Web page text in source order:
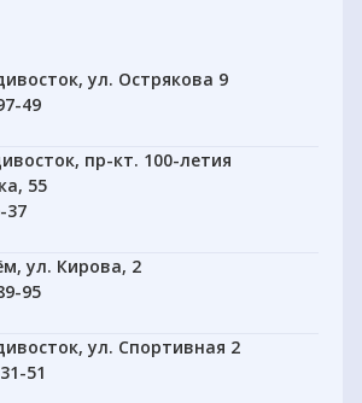
ул. Острякова 9
49
пр-кт. 100-летия
55
37
ул. Кирова, 2
95
ул. Спортивная 2
51